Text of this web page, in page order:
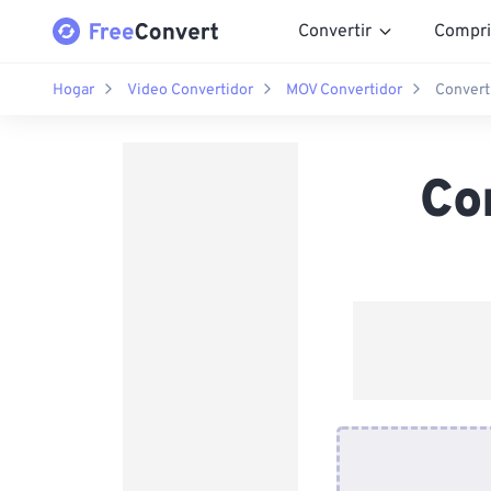
Convertir
Hogar Video Convertidor MOV Convertidor